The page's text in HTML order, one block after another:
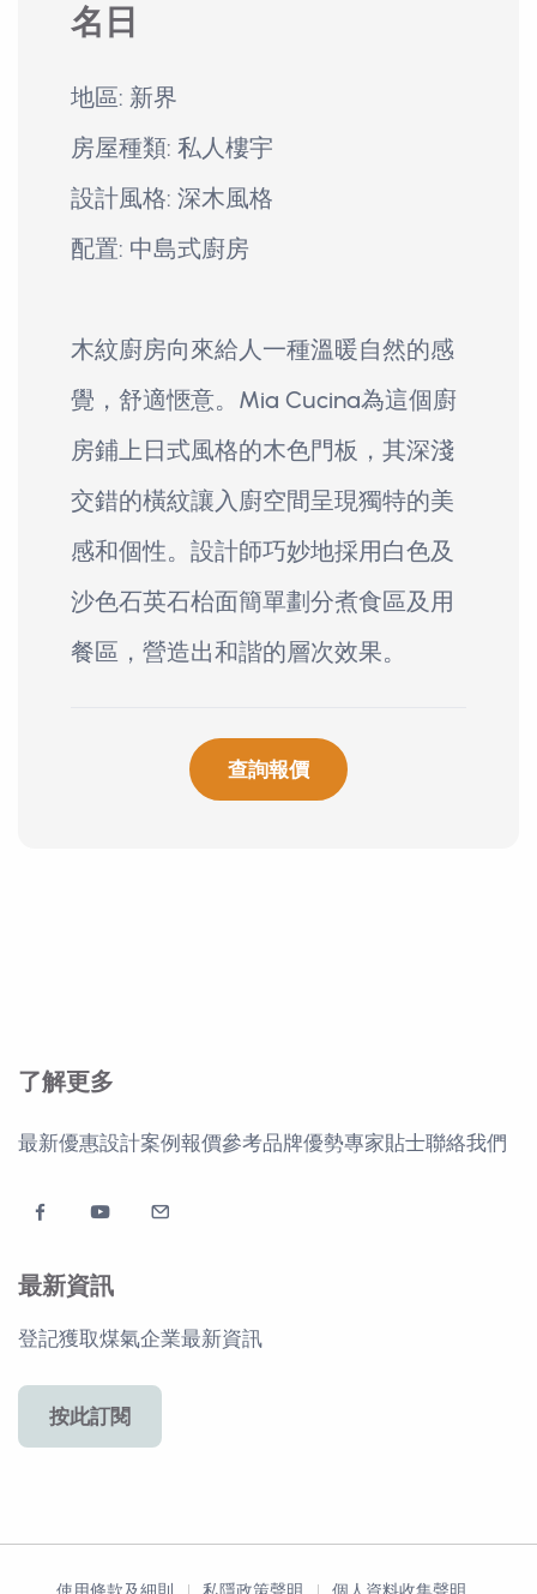
名日
地區: 新界
房屋種類: 私人樓宇
設計風格: 深木風格
配置: 中島式廚房
木紋廚房向來給人一種溫暖自然的感
覺，舒適愜意。Mia Cucina為這個廚
房鋪上日式風格的木色門板，其深淺
交錯的橫紋讓入廚空間呈現獨特的美
感和個性。設計師巧妙地採用白色及
沙色石英石枱面簡單劃分煮食區及用
餐區，營造出和諧的層次效果。
查詢報價
了解更多
最新優惠設計案例 報價參考品牌優勢專家貼士聯絡我們
最新資訊
登記獲取煤氣企業最新資訊
按此訂閱